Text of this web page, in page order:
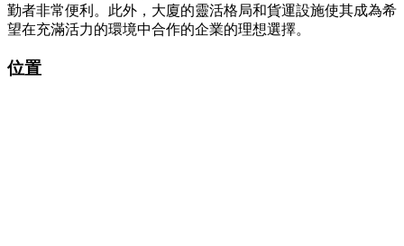
勤者非常便利。此外，大廈的靈活格局和貨運設施使其成為希
望在充滿活力的環境中合作的企業的理想選擇。
位置